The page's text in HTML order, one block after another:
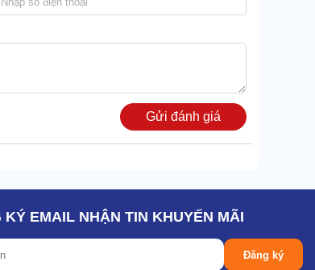
đầu máy. Bộ lọc này có những lỗ lọc siêu
thước siêu nhỏ từ 0.3 micromet ở trong
Gửi đánh giá
KÝ EMAIL NHẬN TIN KHUYẾN MÃI
Đăng ký